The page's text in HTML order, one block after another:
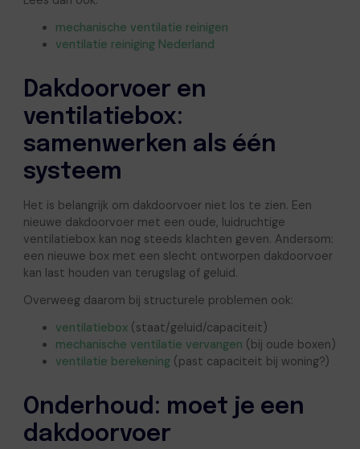
mechanische ventilatie reinigen
ventilatie reiniging Nederland
Dakdoorvoer en
ventilatiebox:
samenwerken als één
systeem
Het is belangrijk om dakdoorvoer niet los te zien. Een
nieuwe dakdoorvoer met een oude, luidruchtige
ventilatiebox kan nog steeds klachten geven. Andersom:
een nieuwe box met een slecht ontworpen dakdoorvoer
kan last houden van terugslag of geluid.
Overweeg daarom bij structurele problemen ook:
ventilatiebox(staat/geluid/capaciteit)
mechanische ventilatie vervangen (bij oude boxen)
ventilatie berekening(past capaciteit bij woning?)
Onderhoud: moet je een
dakdoorvoer